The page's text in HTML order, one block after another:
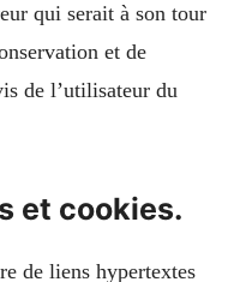
qui serait à son tour
et de
de l’utilisateur du
et cookies.
de liens hypertextes